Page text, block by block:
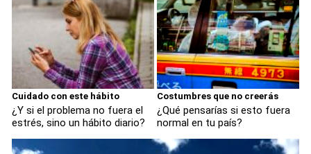
Cuidado con este hábito
¿Y si el problema no fuera el
estrés, sino un hábito diario?
Costumbres que no creerás
¿Qué pensarías si esto fuera
normal en tu país?